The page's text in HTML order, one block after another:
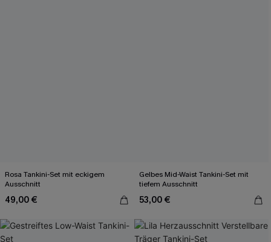
Rosa Tankini-Set mit eckigem
Ausschnitt
49,00 €
Gelbes Mid-Waist Tankini-Set mit
tiefem Ausschnitt
53,00 €